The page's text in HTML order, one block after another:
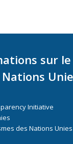
sur le
Initiative
des Nations